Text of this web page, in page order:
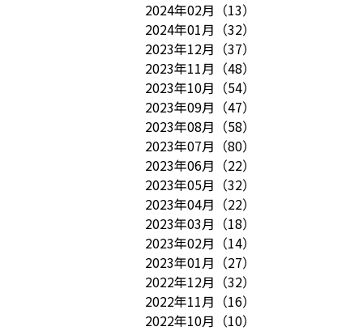
2024年02月 （13）
2024年01月 （32）
2023年12月 （37）
2023年11月 （48）
2023年10月 （54）
2023年09月 （47）
2023年08月 （58）
2023年07月 （80）
2023年06月 （22）
2023年05月 （32）
2023年04月 （22）
2023年03月 （18）
2023年02月 （14）
2023年01月 （27）
2022年12月 （32）
2022年11月 （16）
2022年10月 （10）